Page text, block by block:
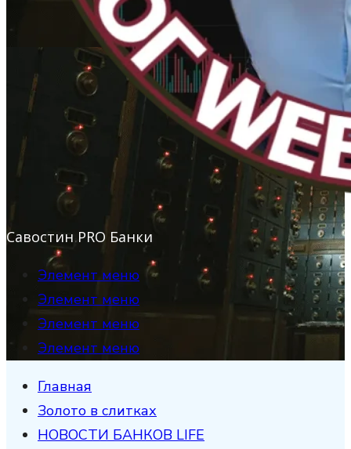
Савостин PRO Банки
Элемент меню
Элемент меню
Элемент меню
Элемент меню
Главная
Золото в слитках
НОВОСТИ БАНКОВ LIFE